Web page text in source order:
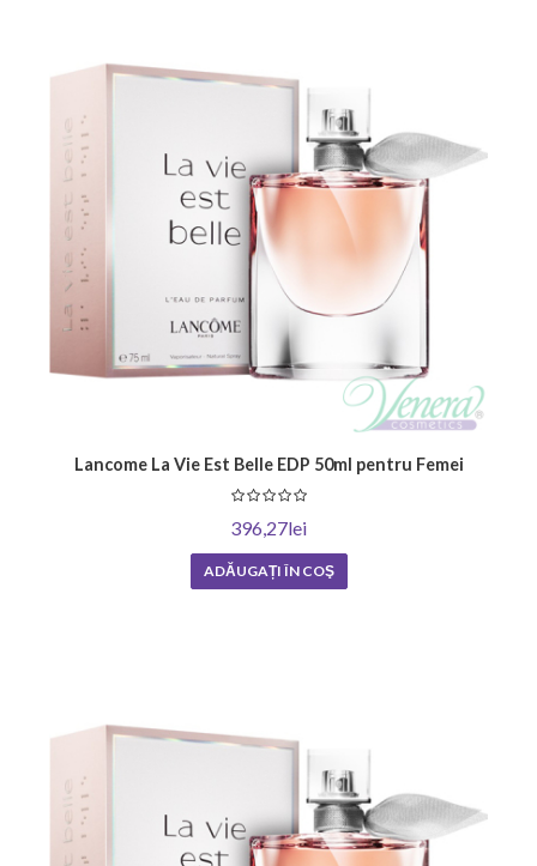
Lancome La Vie Est Belle EDP 50ml pentru Femei
396,27lei
ADĂUGAȚI ÎN COŞ